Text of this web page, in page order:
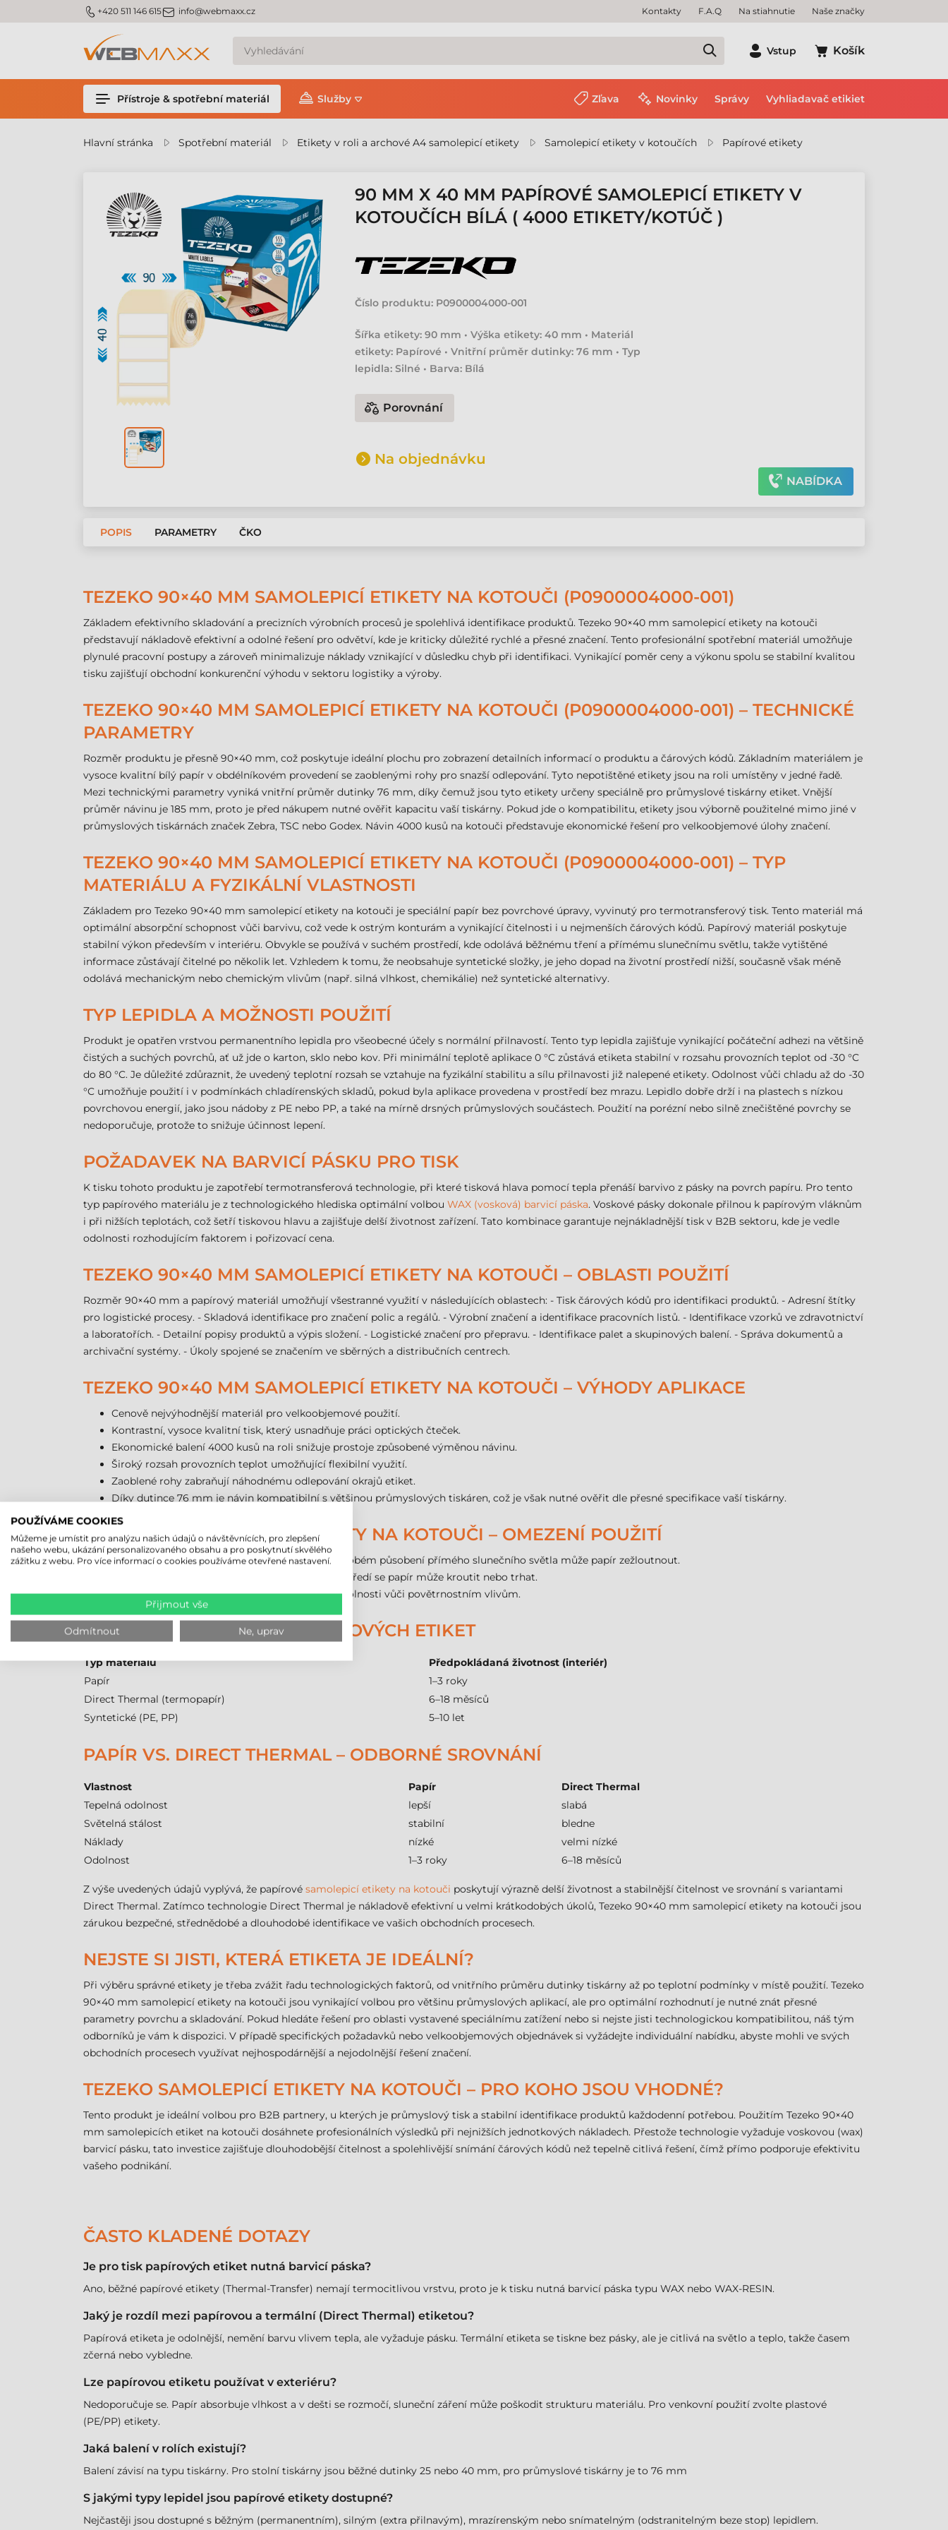
m_phone +420 511 146 615m_email info@webmaxx.cz Kontakty F.A.Q Na stiahnutie Naše značky
Vstup Košík
Přístroje & spotřební materiál Služby Zľava Novinky Správy Vyhliadavač etikiet
Hlavní stránka Spotřební materiál Etikety v roli a archové A4 samolepicí etikety Samolepicí etikety v kotoučích Papírové etikety
90 MM X 40 MM PAPÍROVÉ SAMOLEPICÍ ETIKETY V
KOTOUČÍCH BÍLÁ ( 4000 ETIKETY/KOTÚČ )
Číslo produktu: P0900004000-001
Šířka etikety: 90 mm • Výška etikety: 40 mm • Materiál
etikety: Papírové • Vnitřní průměr dutinky: 76 mm • Typ
lepidla: Silné • Barva: Bílá
Porovnání
Na objednávku
NABÍDKA
POPIS PARAMETRY ČKO
TEZEKO 90×40 MM SAMOLEPICÍ ETIKETY NA KOTOUČI (P0900004000-001)
Základem efektivního skladování a precizních výrobních procesů je spolehlivá identifikace produktů. Tezeko 90×40 mm samolepicí etikety na kotouči
představují nákladově efektivní a odolné řešení pro odvětví, kde je kriticky důležité rychlé a přesné značení. Tento profesionální spotřební materiál umožňuje
plynulé pracovní postupy a zároveň minimalizuje náklady vznikající v důsledku chyb při identifikaci. Vynikající poměr ceny a výkonu spolu se stabilní kvalitou
tisku zajišťují obchodní konkurenční výhodu v sektoru logistiky a výroby.
TEZEKO 90×40 MM SAMOLEPICÍ ETIKETY NA KOTOUČI (P0900004000-001) – TECHNICKÉ
PARAMETRY
Rozměr produktu je přesně 90×40 mm, což poskytuje ideální plochu pro zobrazení detailních informací o produktu a čárových kódů. Základním materiálem je
vysoce kvalitní bílý papír v obdélníkovém provedení se zaoblenými rohy pro snazší odlepování. Tyto nepotištěné etikety jsou na roli umístěny v jedné řadě.
Mezi technickými parametry vyniká vnitřní průměr dutinky 76 mm, díky čemuž jsou tyto etikety určeny speciálně pro průmyslové tiskárny etiket. Vnější
průměr návinu je 185 mm, proto je před nákupem nutné ověřit kapacitu vaší tiskárny. Pokud jde o kompatibilitu, etikety jsou výborně použitelné mimo jiné v
průmyslových tiskárnách značek Zebra, TSC nebo Godex. Návin 4000 kusů na kotouči představuje ekonomické řešení pro velkoobjemové úlohy značení.
TEZEKO 90×40 MM SAMOLEPICÍ ETIKETY NA KOTOUČI (P0900004000-001) – TYP
MATERIÁLU A FYZIKÁLNÍ VLASTNOSTI
Základem pro Tezeko 90×40 mm samolepicí etikety na kotouči je speciální papír bez povrchové úpravy, vyvinutý pro termotransferový tisk. Tento materiál má
optimální absorpční schopnost vůči barvivu, což vede k ostrým konturám a vynikající čitelnosti i u nejmenších čárových kódů. Papírový materiál poskytuje
stabilní výkon především v interiéru. Obvykle se používá v suchém prostředí, kde odolává běžnému tření a přímému slunečnímu světlu, takže vytištěné
informace zůstávají čitelné po několik let. Vzhledem k tomu, že neobsahuje syntetické složky, je jeho dopad na životní prostředí nižší, současně však méně
odolává mechanickým nebo chemickým vlivům (např. silná vlhkost, chemikálie) než syntetické alternativy.
TYP LEPIDLA A MOŽNOSTI POUŽITÍ
Produkt je opatřen vrstvou permanentního lepidla pro všeobecné účely s normální přilnavostí. Tento typ lepidla zajišťuje vynikající počáteční adhezi na většině
čistých a suchých povrchů, ať už jde o karton, sklo nebo kov. Při minimální teplotě aplikace 0 °C zůstává etiketa stabilní v rozsahu provozních teplot od -30 °C
do 80 °C. Je důležité zdůraznit, že uvedený teplotní rozsah se vztahuje na fyzikální stabilitu a sílu přilnavosti již nalepené etikety. Odolnost vůči chladu až do -30
°C umožňuje použití i v podmínkách chladírenských skladů, pokud byla aplikace provedena v prostředí bez mrazu. Lepidlo dobře drží i na plastech s nízkou
povrchovou energií, jako jsou nádoby z PE nebo PP, a také na mírně drsných průmyslových součástech. Použití na porézní nebo silně znečištěné povrchy se
nedoporučuje, protože to snižuje účinnost lepení.
POŽADAVEK NA BARVICÍ PÁSKU PRO TISK
K tisku tohoto produktu je zapotřebí termotransferová technologie, při které tisková hlava pomocí tepla přenáší barvivo z pásky na povrch papíru. Pro tento
typ papírového materiálu je z technologického hlediska optimální volbou WAX (vosková) barvicí páska. Voskové pásky dokonale přilnou k papírovým vláknům
i při nižších teplotách, což šetří tiskovou hlavu a zajišťuje delší životnost zařízení. Tato kombinace garantuje nejnákladnější tisk v B2B sektoru, kde je vedle
odolnosti rozhodujícím faktorem i pořizovací cena.
TEZEKO 90×40 MM SAMOLEPICÍ ETIKETY NA KOTOUČI – OBLASTI POUŽITÍ
Rozměr 90×40 mm a papírový materiál umožňují všestranné využití v následujících oblastech: - Tisk čárových kódů pro identifikaci produktů. - Adresní štítky
pro logistické procesy. - Skladová identifikace pro značení polic a regálů. - Výrobní značení a identifikace pracovních listů. - Identifikace vzorků ve zdravotnictví
a laboratořích. - Detailní popisy produktů a výpis složení. - Logistické značení pro přepravu. - Identifikace palet a skupinových balení. - Správa dokumentů a
archivační systémy. - Úkoly spojené se značením ve sběrných a distribučních centrech.
TEZEKO 90×40 MM SAMOLEPICÍ ETIKETY NA KOTOUČI – VÝHODY APLIKACE
Cenově nejvýhodnější materiál pro velkoobjemové použití.
Kontrastní, vysoce kvalitní tisk, který usnadňuje práci optických čteček.
Ekonomické balení 4000 kusů na roli snižuje prostoje způsobené výměnou návinu.
Široký rozsah provozních teplot umožňující flexibilní využití.
Zaoblené rohy zabraňují náhodnému odlepování okrajů etiket.
Díky dutince 76 mm je návin kompatibilní s většinou průmyslových tiskáren, což je však nutné ověřit dle přesné specifikace vaší tiskárny.
PAPÍROVÉ SAMOLEPICÍ ETIKETY NA KOTOUČI – OMEZENÍ POUŽITÍ
Materiál není odolný vůči UV záření; při dlouhodobém působení přímého slunečního světla může papír zežloutnout.
Není voděodolný; ve vlhkém nebo mokrém prostředí se papír může kroutit nebo trhat.
Venkovní použití se nedoporučuje kvůli nízké odolnosti vůči povětrnostním vlivům.
SROVNÁNÍ ŽIVOTNOSTI PAPÍROVÝCH ETIKET
Typ materiálu
Předpokládaná životnost (interiér)
Papír
1–3 roky
Direct Thermal (termopapír)
6–18 měsíců
Syntetické (PE, PP)
5–10 let
PAPÍR VS. DIRECT THERMAL – ODBORNÉ SROVNÁNÍ
Vlastnost Papír
Direct Thermal
Tepelná odolnost
lepší
slabá
Světelná stálost
stabilní
bledne
Náklady
nízké
velmi nízké
Odolnost
1–3 roky 6–18 měsíců
Z výše uvedených údajů vyplývá, že papírové samolepicí etikety na kotouči poskytují výrazně delší životnost a stabilnější čitelnost ve srovnání s variantami
Direct Thermal. Zatímco technologie Direct Thermal je nákladově efektivní u velmi krátkodobých úkolů, Tezeko 90×40 mm samolepicí etikety na kotouči jsou
zárukou bezpečné, střednědobé a dlouhodobé identifikace ve vašich obchodních procesech.
NEJSTE SI JISTI, KTERÁ ETIKETA JE IDEÁLNÍ?
Při výběru správné etikety je třeba zvážit řadu technologických faktorů, od vnitřního průměru dutinky tiskárny až po teplotní podmínky v místě použití. Tezeko
90×40 mm samolepicí etikety na kotouči jsou vynikající volbou pro většinu průmyslových aplikací, ale pro optimální rozhodnutí je nutné znát přesné
parametry povrchu a skladování. Pokud hledáte řešení pro oblasti vystavené speciálnímu zatížení nebo si nejste jisti technologickou kompatibilitou, náš tým
odborníků je vám k dispozici. V případě specifických požadavků nebo velkoobjemových objednávek si vyžádejte individuální nabídku, abyste mohli ve svých
obchodních procesech využívat nejhospodárnější a nejodolnější řešení značení.
TEZEKO SAMOLEPICÍ ETIKETY NA KOTOUČI – PRO KOHO JSOU VHODNÉ?
Tento produkt je ideální volbou pro B2B partnery, u kterých je průmyslový tisk a stabilní identifikace produktů každodenní potřebou. Použitím Tezeko 90×40
mm samolepicích etiket na kotouči dosáhnete profesionálních výsledků při nejnižších jednotkových nákladech. Přestože technologie vyžaduje voskovou (wax)
barvicí pásku, tato investice zajišťuje dlouhodobější čitelnost a spolehlivější snímání čárových kódů než tepelně citlivá řešení, čímž přímo podporuje efektivitu
vašeho podnikání.
ČASTO KLADENÉ DOTAZY
Je pro tisk papírových etiket nutná barvicí páska?
Ano, běžné papírové etikety (Thermal-Transfer) nemají termocitlivou vrstvu, proto je k tisku nutná barvicí páska typu WAX nebo WAX-RESIN.
Jaký je rozdíl mezi papírovou a termální (Direct Thermal) etiketou?
Papírová etiketa je odolnější, nemění barvu vlivem tepla, ale vyžaduje pásku. Termální etiketa se tiskne bez pásky, ale je citlivá na světlo a teplo, takže časem
zčerná nebo vybledne.
Lze papírovou etiketu používat v exteriéru?
Nedoporučuje se. Papír absorbuje vlhkost a v dešti se rozmočí, sluneční záření může poškodit strukturu materiálu. Pro venkovní použití zvolte plastové
(PE/PP) etikety.
Jaká balení v rolích existují?
Balení závisí na typu tiskárny. Pro stolní tiskárny jsou běžné dutinky 25 nebo 40 mm, pro průmyslové tiskárny je to 76 mm
S jakými typy lepidel jsou papírové etikety dostupné?
Nejčastěji jsou dostupné s běžným (permanentním), silným (extra přilnavým), mrazírenským nebo snímatelným (odstranitelným beze stop) lepidlem.
POUŽÍVÁME COOKIES
Můžeme je umístit pro analýzu našich údajů o návštěvnících, pro zlepšení
našeho webu, ukázání personalizovaného obsahu a pro poskytnutí skvělého
zážitku z webu. Pro více informací o cookies používáme otevřené nastavení.
Přijmout vše
Odmítnout Ne, uprav